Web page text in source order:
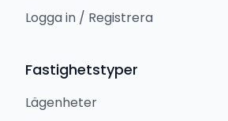
Logga in / Registrera
Fastighetstyper
Lägenheter